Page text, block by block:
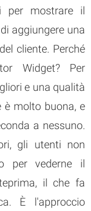
per mostrare il
aggiungere una
cliente. Perché
Widget? Per
e una qualità
è molto buona, e
a nessuno.
gli utenti non
per vederne il
il che fa
È l'approccio